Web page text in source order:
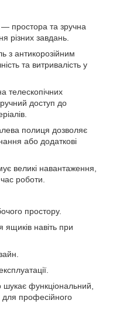
простора та зручна
різних завдань.
з антикорозійним
та витривалість у
телескопічних
доступ до
полиця дозволяє
або додаткові
великі навантаження,
роботи.
простору.
ящиків навіть при
функціональний,
для професійного